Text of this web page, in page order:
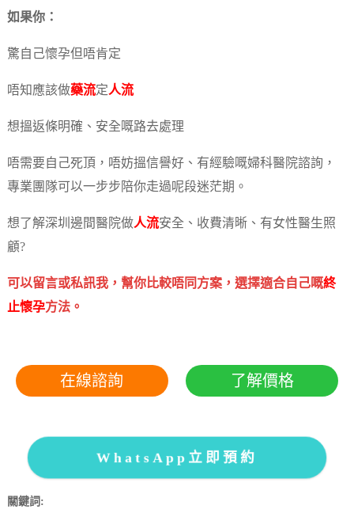
如果你：
驚自己懷孕但唔肯定
唔知應該做藥流定人流
想搵返條明確、安全嘅路去處理
唔需要自己死頂，唔妨搵信譽好、有經驗嘅婦科醫院諮詢，
專業團隊可以一步步陪你走過呢段迷茫期。
想了解深圳邊間醫院做人流安全、收費清晰、有女性醫生照
顧?
可以留言或私訊我，幫你比較唔同方案，選擇適合自己嘅終
止懷孕方法。
在線諮詢 了解價格
WhatsApp立即預約
關鍵詞: